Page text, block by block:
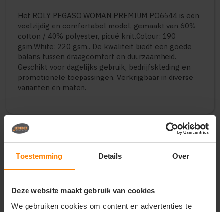
Toestemming Details Over
Deze website maakt gebruik van cookies
We gebruiken cookies om content en advertenties te
Het ROLY PEGASO WOMAN PREMIUM PO6644 is een
veelzijdig en comfortabel model, gemaakt van 60%
cotton / 40% polyester, piqué knit.Colour: 190
gsm.White: 220 gsm.. De kwaliteit biedt een goede
balans tussen draagcomfort en duurzaamheid.
Geschikt voor dagelijks gebruik, bedrijfskleding en
promotionele toepassingen. Verkrijgbaar in diverse
varianten en maten.
Vragen? Neem contact
klantenservice
mail info@jobopromotions.nl